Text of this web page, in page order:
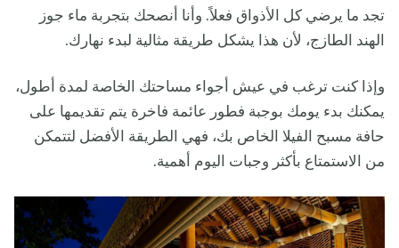
تجد ما يرضي كل الأذواق فعلاً. وأنا أنصحك بتجربة ماء جوز
الهند الطازج، لأن هذا يشكل طريقة مثالية لبدء نهارك.
وإذا كنت ترغب في عيش أجواء مساحتك الخاصة لمدة أطول،
يمكنك بدء يومك بوجبة فطور عائمة فاخرة يتم تقديمها على
حافة مسبح الفيلا الخاص بك، فهي الطريقة الأفضل لتتمكن
من الاستمتاع بأكثر وجبات اليوم أهمية.